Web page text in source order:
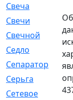
Свеча
Свечи
Свечной
Седло
Сепаратор
Серьга
Сетевое